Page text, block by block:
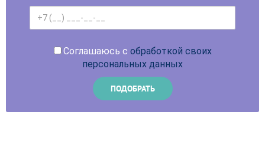
Соглашаюсь с обработкой своих
персональных данных